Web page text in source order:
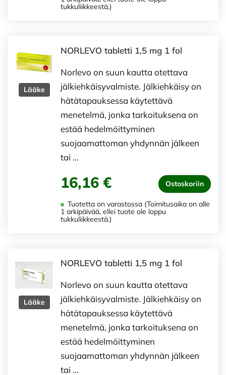
tukkuliikkeestä.)
Lääke
NORLEVO tabletti 1,5 mg 1 fol
Norlevo on suun kautta otettava
jälkiehkäisyvalmiste. Jälkiehkäisy on
hätätapauksessa käytettävä
menetelmä, jonka tarkoituksena on
estää hedelmöittyminen
suojaamattoman yhdynnän jälkeen
tai …
16,16 € Ostoskoriin
Tuotetta on varastossa (Toimitusaika on alle
1 arkipäivää, ellei tuote ole loppu
tukkuliikkeestä.)
Lääke
NORLEVO tabletti 1,5 mg 1 fol
Norlevo on suun kautta otettava
jälkiehkäisyvalmiste. Jälkiehkäisy on
hätätapauksessa käytettävä
menetelmä, jonka tarkoituksena on
estää hedelmöittyminen
suojaamattoman yhdynnän jälkeen
tai …